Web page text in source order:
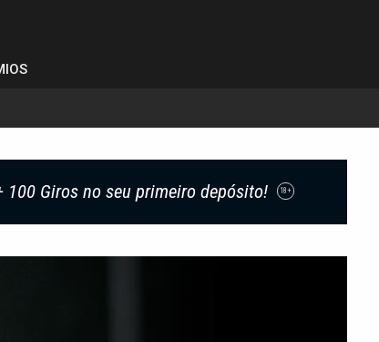
Giros no seu primeiro depósito! 18+